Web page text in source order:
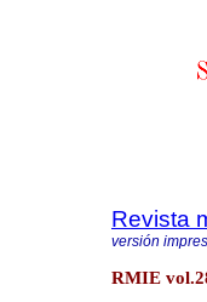
Revista
versión
RMIE